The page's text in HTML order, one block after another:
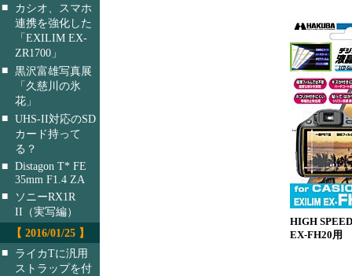
■
カシオ、スマホ
連携を強化した
「EXILIM EX-
ZR1700」
■ 黒沢富雄写真展
「久慈川の氷
花」
■ UHS-II対応のSD
カード持って
る？
■ Distagon T* FE
35mm F1.4 ZA
■
ソニーRX1R
II（実写編）
【 2016/01/25 】
■
ライカTに汎用
ストラップを付
HIGH
EX-FH20用